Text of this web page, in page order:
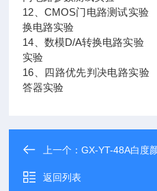
12、CMOS门电路测
换电路实验
14、数模D/A转换电路
实验
16、四路优先判决电
答器实验
上一个：GX-YT-48A白度
返回列表